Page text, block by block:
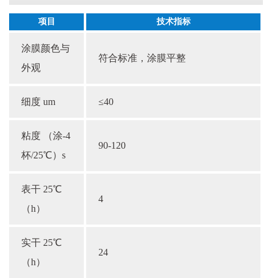
项目 技术指标
涂膜颜色与
外观
符合标准，涂膜平整
细度 um ≤40
粘度 （涂-4
杯/25℃）s
90-120
表干 25℃
（h）
4
实干 25℃
（h）
24